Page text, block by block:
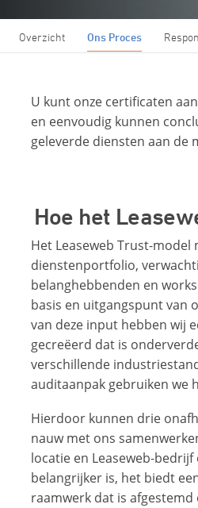
Overzicht Ons Proces
U kunt onze certificaten
en eenvoudig kunnen
geleverde diensten aan de
Hoe het
Het Leaseweb Trust-model
dienstenportfolio,
belanghebbenden en
basis en uitgangspunt van
van deze input hebben wij
gecreëerd dat is
verschillende
auditaanpak gebruiken we
Hierdoor kunnen drie
nauw met ons
locatie en Leaseweb-
belangrijker is, het biedt
raamwerk dat is